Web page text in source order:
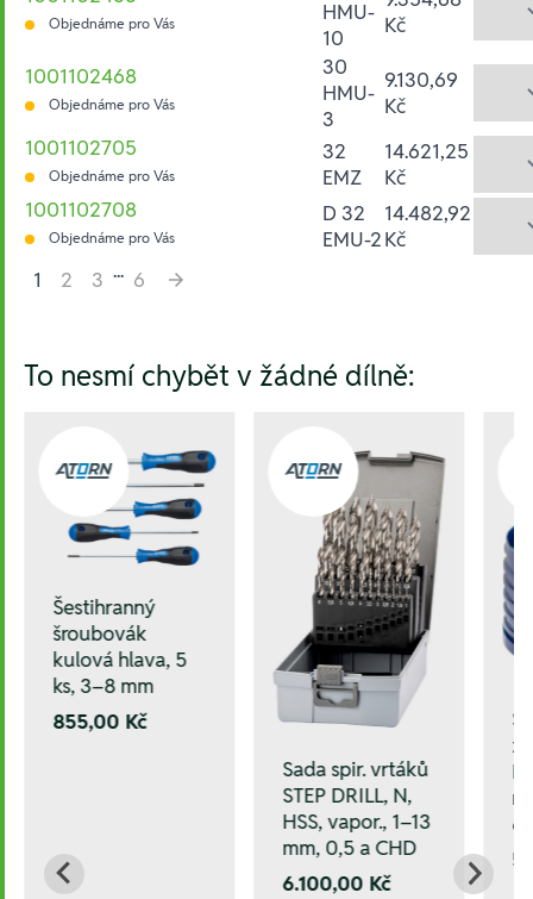
Objednáme pro Vás
HMU-
10
Kč
1001102468
Objednáme pro Vás
30
HMU-
3
9.130,69
Kč
1001102705
Objednáme pro Vás
32
EMZ
14.621,25
Kč
1001102708
Objednáme pro Vás
D 32
EMU-2
14.482,92
Kč
1
2 3 ... 6
To nesmí chybět v žádné dílně:
Šestihranný
šroubovák
kulová hlava, 5
ks, 3–8 mm
855,00 Kč
Sada spir. vrtáků
STEP DRILL, N,
HSS, vapor., 1–13
mm, 0,5 a CHD
6.100,00 Kč